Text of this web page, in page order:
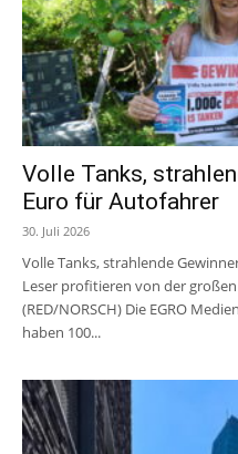
Volle Tanks,
Euro für Autofahrer
30. Juli 2026
Volle Tanks, strahlende
Leser profitieren von der
(RED/NORSCH) Die EGRO
haben 100...